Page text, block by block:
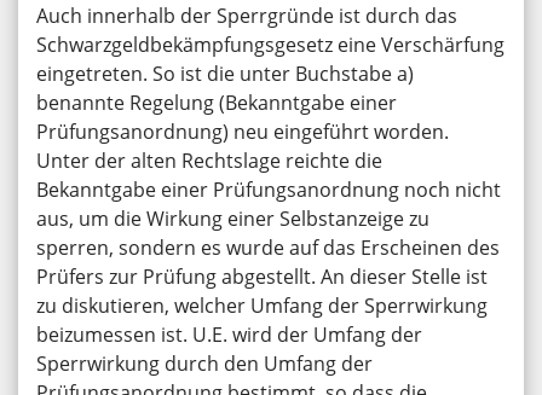
Auch innerhalb der Sperrgründe ist durch das
Schwarzgeldbekämpfungsgesetz eine Verschärfung
eingetreten. So ist die unter Buchstabe a)
benannte Regelung (Bekanntgabe einer
Prüfungsanordnung) neu eingeführt worden.
Unter der alten Rechtslage reichte die
Bekanntgabe einer Prüfungsanordnung noch nicht
aus, um die Wirkung einer Selbstanzeige zu
sperren, sondern es wurde auf das Erscheinen des
Prüfers zur Prüfung abgestellt. An dieser Stelle ist
zu diskutieren, welcher Umfang der Sperrwirkung
beizumessen ist. U.E. wird der Umfang der
Sperrwirkung durch den Umfang der